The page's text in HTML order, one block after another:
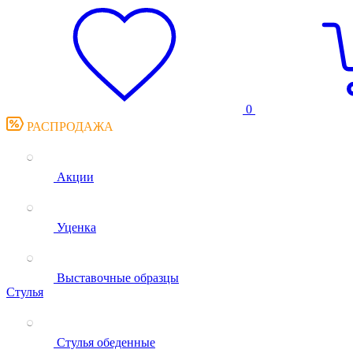
0
РАСПРОДАЖА
Акции
Уценка
Выставочные образцы
Стулья
Стулья обеденные